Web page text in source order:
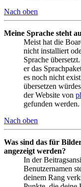
Nach oben
Meine Sprache steht
Meist hat die
nicht installiert
Sprache
er das
es noch nicht
übersetzen
der Website von
gefunden werden.
Nach oben
Was sind das für
angezeigt werden?
In der
Benutzernamen
deinem Rang